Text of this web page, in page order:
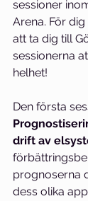
sessioner
Arena. För
att ta dig till
sessionerna
helhet!
Den första
drift av
prognoserna
dess olika